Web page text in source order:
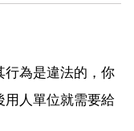
行為是違法的，你
用人單位就需要給